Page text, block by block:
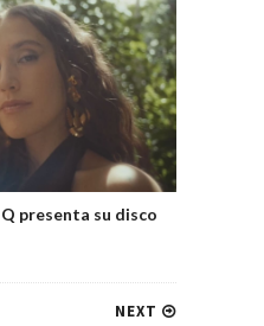
presenta su disco
NEXT